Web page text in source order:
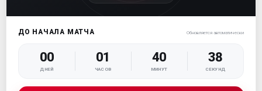
ДО НАЧАЛА МАТЧА Обновляется автоматически
00
ДНЕЙ
01
ЧАСОВ
40
МИНУТ
37
СЕКУНД